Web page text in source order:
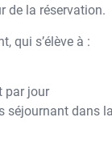
de la réservation.
qui s’élève à :
par jour
dans